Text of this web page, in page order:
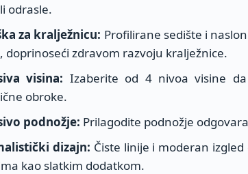
odrasle.
za kralježnicu: Profilirane sedište i
doprinoseći zdravom razvoju kralježnice.
visina: Izaberite od 4 nivoa visine
obroke.
podnožje: Prilagodite podnožje
dizajn: Čiste linije i moderan
kao slatkim dodatkom.